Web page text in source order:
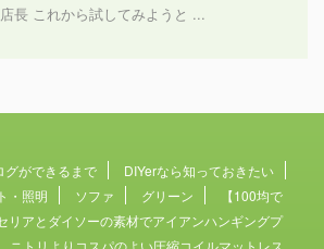
店長 これから試してみようと ...
グができるまで
DIYerなら知っておきたい
・照明 ソファ グリーン
【100均で
アとダイソーの素材でアイアンハンギングプ
ニトリよりコスパのよい圧縮コイルマットレス